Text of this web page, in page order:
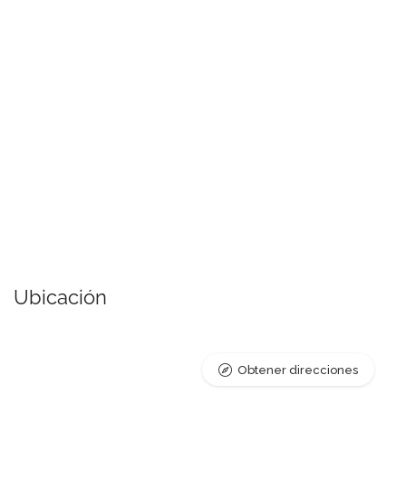
Ubicación
Obtener direcciones